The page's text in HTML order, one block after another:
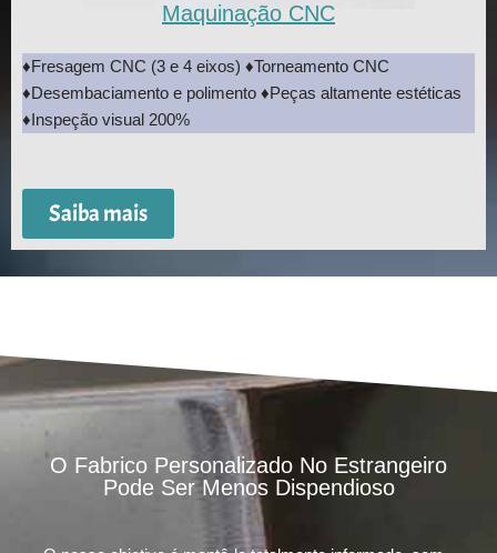
Maquinação CNC
♦Fresagem CNC (3 e 4 eixos) ♦Torneamento CNC
♦Desembaciamento e polimento ♦Peças altamente estéticas
♦Inspeção visual 200%
Saiba mais
O Fabrico Personalizado No Estrangeiro
Pode Ser Menos Dispendioso